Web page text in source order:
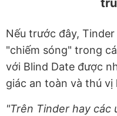
Nếu trước đây,
"chiếm sóng" trong
với Blind Date được
giác an toàn và thú vị
"Trên Tinder hay các